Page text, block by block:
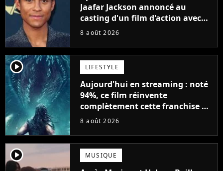
Jaafar Jackson annoncé au
casting d'un film d'action avec
Will Smith
8 août 2026
player2 LIFESTYLE
Aujourd'hui en streaming : noté
94%, ce film réinvente
complètement cette franchise de
science-fiction vieille de 40 ans
8 août 2026
player2 MUSIQUE